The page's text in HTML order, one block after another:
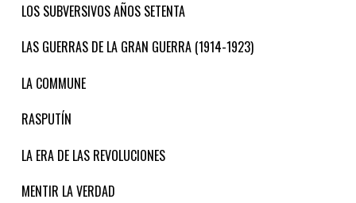
LOS SUBVERSIVOS AÑOS SETENTA
LAS GUERRAS DE LA GRAN GUERRA (1914-1923)
LA COMMUNE
RASPUTÍN
LA ERA DE LAS REVOLUCIONES
MENTIR LA VERDAD